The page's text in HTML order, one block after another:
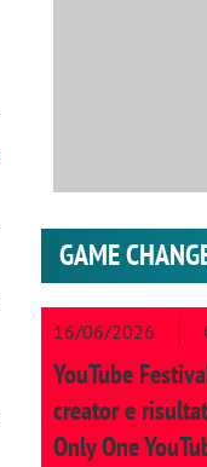
GAME
16/06/2026
YouTube
creator e
Only One